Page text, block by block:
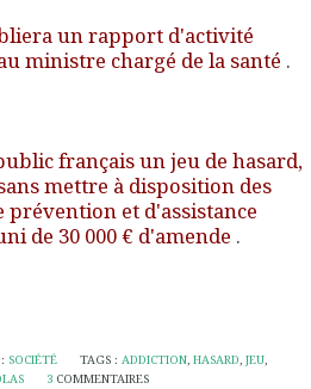
un rapport d'activité
ministre chargé de la santé .
français un jeu de hasard,
mettre à disposition des
prévention et d'assistance
de 30 000 € d'amende .
SOCIÉTÉ TAGS :ADDICTION,HASARD,JEU,
3 COMMENTAIRES